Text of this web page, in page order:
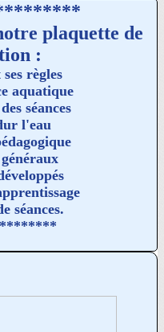
plaquette de
:
règles
aquatique
séances
l'eau
séances.